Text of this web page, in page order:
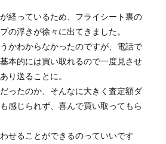
経っているため、フライシート裏の
の浮きが徐々に出てきました。
かわからなかったのですが、電話で
本的には買い取れるので一度見させ
り送ることに。
ったのか、そんなに大きく査定額ダ
感じられず、喜んで買い取ってもら
せることができるのっていいです